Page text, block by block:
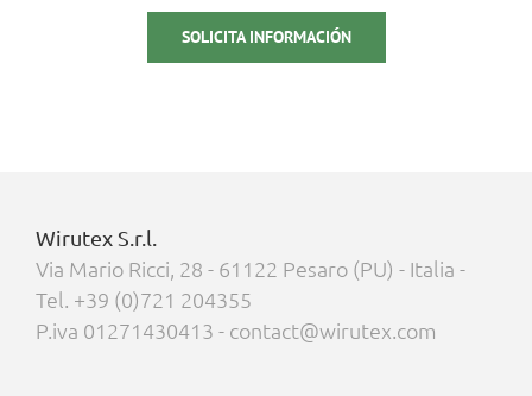
SOLICITA INFORMACIÓN
Wirutex S.r.l.
Via Mario Ricci, 28 - 61122 Pesaro (PU) - Italia -
Tel. +39 (0)721 204355
P.iva 01271430413 - contact@wirutex.com